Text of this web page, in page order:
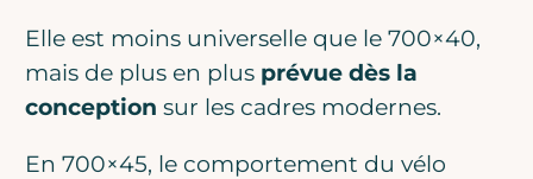
Elle est moins universelle que le 700×40,
mais de plus en plus prévue dès la
conception sur les cadres modernes.
En 700×45, le comportement du vélo